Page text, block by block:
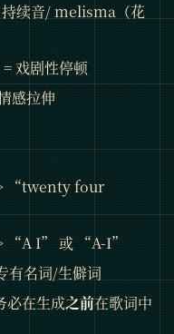
续音/ melisma（花
戏剧性停顿
感拉伸
“twenty four
“A I” 或 “A-I”
有名词/生僻词
必在生成之前在歌词中